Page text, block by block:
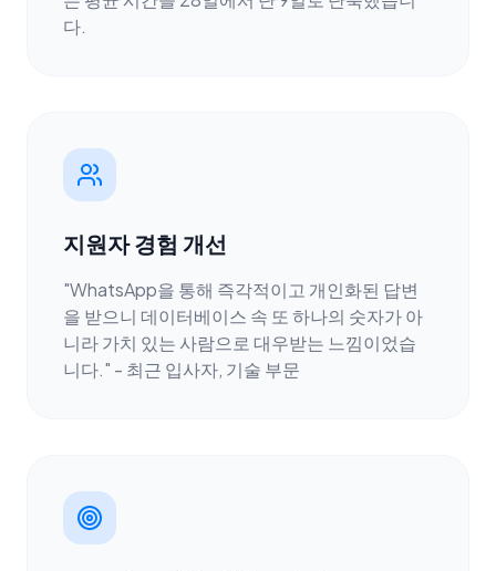
다.
지원자 경험 개선
"WhatsApp을 통해 즉각적이고 개인화된 답변
을 받으니 데이터베이스 속 또 하나의 숫자가 아
니라 가치 있는 사람으로 대우받는 느낌이었습
니다." - 최근 입사자, 기술 부문